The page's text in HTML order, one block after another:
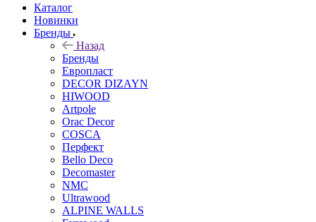
Каталог
Новинки
Бренды
Назад
Бренды
Европласт
DECOR DIZAYN
HIWOOD
Artpole
Orac Decor
COSCA
Перфект
Bello Deco
Decomaster
NMС
Ultrawood
ALPINE WALLS